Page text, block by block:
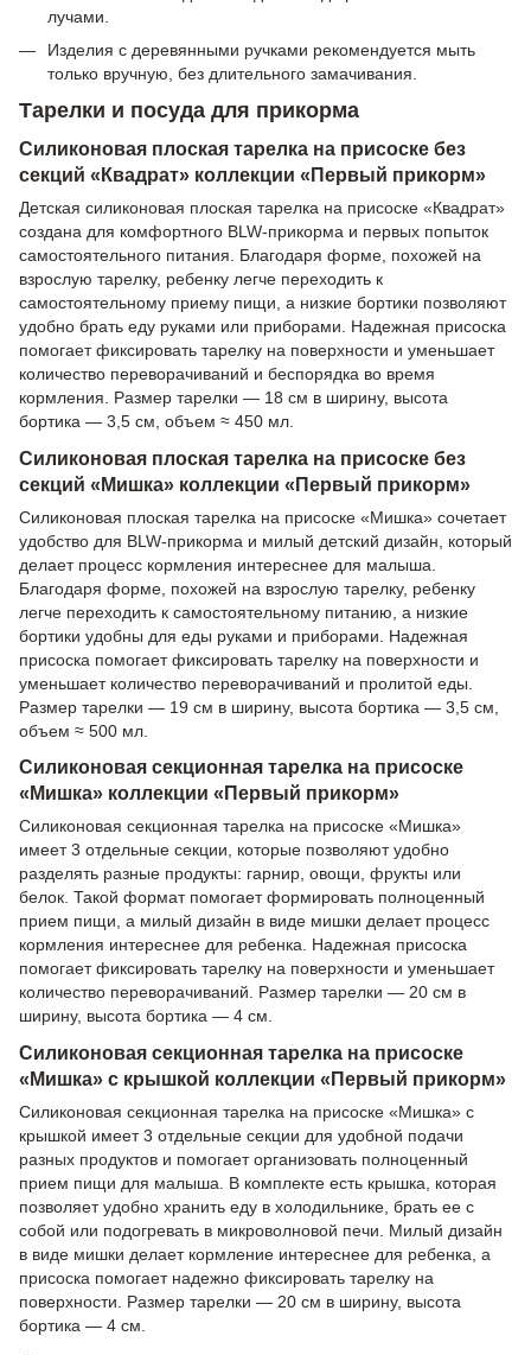
лучами.
Изделия с деревянными ручками рекомендуется мыть
только вручную, без длительного замачивания.
Тарелки и посуда для прикорма
Силиконовая плоская тарелка на присоске без
секций «Квадрат» коллекции «Первый прикорм»
Детская силиконовая плоская тарелка на присоске «Квадрат»
создана для комфортного BLW-прикорма и первых попыток
самостоятельного питания. Благодаря форме, похожей на
взрослую тарелку, ребенку легче переходить к
самостоятельному приему пищи, а низкие бортики позволяют
удобно брать еду руками или приборами. Надежная присоска
помогает фиксировать тарелку на поверхности и уменьшает
количество переворачиваний и беспорядка во время
кормления. Размер тарелки — 18 см в ширину, высота
бортика — 3,5 см, объем ≈ 450 мл.
Силиконовая плоская тарелка на присоске без
секций «Мишка» коллекции «Первый прикорм»
Силиконовая плоская тарелка на присоске «Мишка» сочетает
удобство для BLW-прикорма и милый детский дизайн, который
делает процесс кормления интереснее для малыша.
Благодаря форме, похожей на взрослую тарелку, ребенку
легче переходить к самостоятельному питанию, а низкие
бортики удобны для еды руками и приборами. Надежная
присоска помогает фиксировать тарелку на поверхности и
уменьшает количество переворачиваний и пролитой еды.
Размер тарелки — 19 см в ширину, высота бортика — 3,5 см,
объем ≈ 500 мл.
Силиконовая секционная тарелка на присоске
«Мишка» коллекции «Первый прикорм»
Силиконовая секционная тарелка на присоске «Мишка»
имеет 3 отдельные секции, которые позволяют удобно
разделять разные продукты: гарнир, овощи, фрукты или
белок. Такой формат помогает формировать полноценный
прием пищи, а милый дизайн в виде мишки делает процесс
кормления интереснее для ребенка. Надежная присоска
помогает фиксировать тарелку на поверхности и уменьшает
количество переворачиваний. Размер тарелки — 20 см в
ширину, высота бортика — 4 см.
Силиконовая секционная тарелка на присоске
«Мишка» с крышкой коллекции «Первый прикорм»
Силиконовая секционная тарелка на присоске «Мишка» с
крышкой имеет 3 отдельные секции для удобной подачи
разных продуктов и помогает организовать полноценный
прием пищи для малыша. В комплекте есть крышка, которая
позволяет удобно хранить еду в холодильнике, брать ее с
собой или подогревать в микроволновой печи. Милый дизайн
в виде мишки делает кормление интереснее для ребенка, а
присоска помогает надежно фиксировать тарелку на
поверхности. Размер тарелки — 20 см в ширину, высота
бортика — 4 см.